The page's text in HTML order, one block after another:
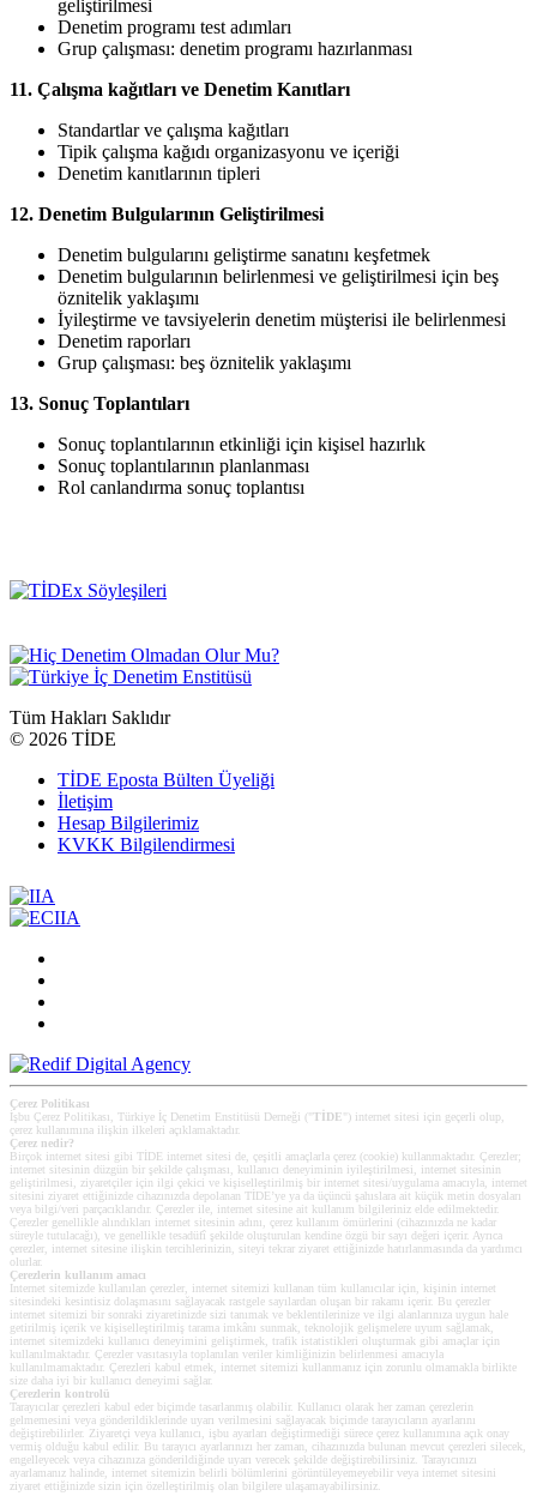
geliştirilmesi
Denetim programı test adımları
Grup çalışması: denetim programı hazırlanması
11. Çalışma kağıtları ve Denetim Kanıtları
Standartlar ve çalışma kağıtları
Tipik çalışma kağıdı organizasyonu ve içeriği
Denetim kanıtlarının tipleri
12. Denetim Bulgularının Geliştirilmesi
Denetim bulgularını geliştirme sanatını keşfetmek
Denetim bulgularının belirlenmesi ve geliştirilmesi için beş
öznitelik yaklaşımı
İyileştirme ve tavsiyelerin denetim müşterisi ile belirlenmesi
Denetim raporları
Grup çalışması: beş öznitelik yaklaşımı
13. Sonuç Toplantıları
Sonuç toplantılarının etkinliği için kişisel hazırlık
Sonuç toplantılarının planlanması
Rol canlandırma sonuç toplantısı
Tüm Hakları Saklıdır
© 2026 TİDE
TİDE Eposta Bülten Üyeliği
İletişim
Hesap Bilgilerimiz
KVKK Bilgilendirmesi
Çerez Politikası
İşbu Çerez Politikası, Türkiye İç Denetim Enstitüsü Derneği (" TİDE ") internet sitesi için geçerli olup,
çerez kullanımına ilişkin ilkeleri açıklamaktadır.
Çerez nedir?
Birçok internet sitesi gibi TİDE internet sitesi de, çeşitli amaçlarla çerez (cookie) kullanmaktadır. Çerezler;
internet sitesinin düzgün bir şekilde çalışması, kullanıcı deneyiminin iyileştirilmesi, internet sitesinin
geliştirilmesi, ziyaretçiler için ilgi çekici ve kişiselleştirilmiş bir internet sitesi/uygulama amacıyla, internet
sitesini ziyaret ettiğinizde cihazınızda depolanan TİDE’ye ya da üçüncü şahıslara ait küçük metin dosyaları
veya bilgi/veri parçacıklarıdır. Çerezler ile, internet sitesine ait kullanım bilgileriniz elde edilmektedir.
Çerezler genellikle alındıkları internet sitesinin adını, çerez kullanım ömürlerini (cihazınızda ne kadar
süreyle tutulacağı), ve genellikle tesadüfî şekilde oluşturulan kendine özgü bir sayı değeri içerir. Ayrıca
çerezler, internet sitesine ilişkin tercihlerinizin, siteyi tekrar ziyaret ettiğinizde hatırlanmasında da yardımcı
olurlar.
Çerezlerin kullanım amacı
Internet sitemizde kullanılan çerezler, internet sitemizi kullanan tüm kullanıcılar için, kişinin internet
sitesindeki kesintisiz dolaşmasını sağlayacak rastgele sayılardan oluşan bir rakamı içerir. Bu çerezler
internet sitemizi bir sonraki ziyaretinizde sizi tanımak ve beklentilerinize ve ilgi alanlarınıza uygun hale
getirilmiş içerik ve kişiselleştirilmiş tarama imkânı sunmak, teknolojik gelişmelere uyum sağlamak,
internet sitemizdeki kullanıcı deneyimini geliştirmek, trafik istatistikleri oluşturmak gibi amaçlar için
kullanılmaktadır. Çerezler vasıtasıyla toplanılan veriler kimliğinizin belirlenmesi amacıyla
kullanılmamaktadır. Çerezleri kabul etmek, internet sitemizi kullanmanız için zorunlu olmamakla birlikte
size daha iyi bir kullanıcı deneyimi sağlar.
Çerezlerin kontrolü
Tarayıcılar çerezleri kabul eder biçimde tasarlanmış olabilir. Kullanıcı olarak her zaman çerezlerin
gelmemesini veya gönderildiklerinde uyarı verilmesini sağlayacak biçimde tarayıcıların ayarlarını
değiştirebilirler. Ziyaretçi veya kullanıcı, işbu ayarları değiştirmediği sürece çerez kullanımına açık onay
vermiş olduğu kabul edilir. Bu tarayıcı ayarlarınızı her zaman, cihazınızda bulunan mevcut çerezleri silecek,
engelleyecek veya cihazınıza gönderildiğinde uyarı verecek şekilde değiştirebilirsiniz. Tarayıcınızı
ayarlamanız halinde, internet sitemizin belirli bölümlerini görüntüleyemeyebilir veya internet sitesini
ziyaret ettiğinizde sizin için özelleştirilmiş olan bilgilere ulaşamayabilirsiniz.